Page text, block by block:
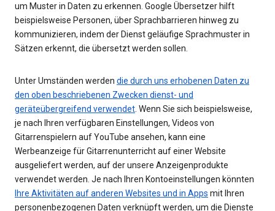
um Muster in Daten zu erkennen. Google Übersetzer hilft
beispielsweise Personen, über Sprachbarrieren hinweg zu
kommunizieren, indem der Dienst geläufige Sprachmuster in
Sätzen erkennt, die übersetzt werden sollen.
Unter Umständen werden die durch uns erhobenen Daten zu
den oben beschriebenen Zwecken dienst- und
geräteübergreifend verwendet . Wenn Sie sich beispielsweise,
je nach Ihren verfügbaren Einstellungen, Videos von
Gitarrenspielern auf YouTube ansehen, kann eine
Werbeanzeige für Gitarrenunterricht auf einer Website
ausgeliefert werden, auf der unsere Anzeigenprodukte
verwendet werden. Je nach Ihren Kontoeinstellungen könnten
Ihre Aktivitäten auf anderen Websites und in Apps mit Ihren
personenbezogenen Daten verknüpft werden, um die Dienste